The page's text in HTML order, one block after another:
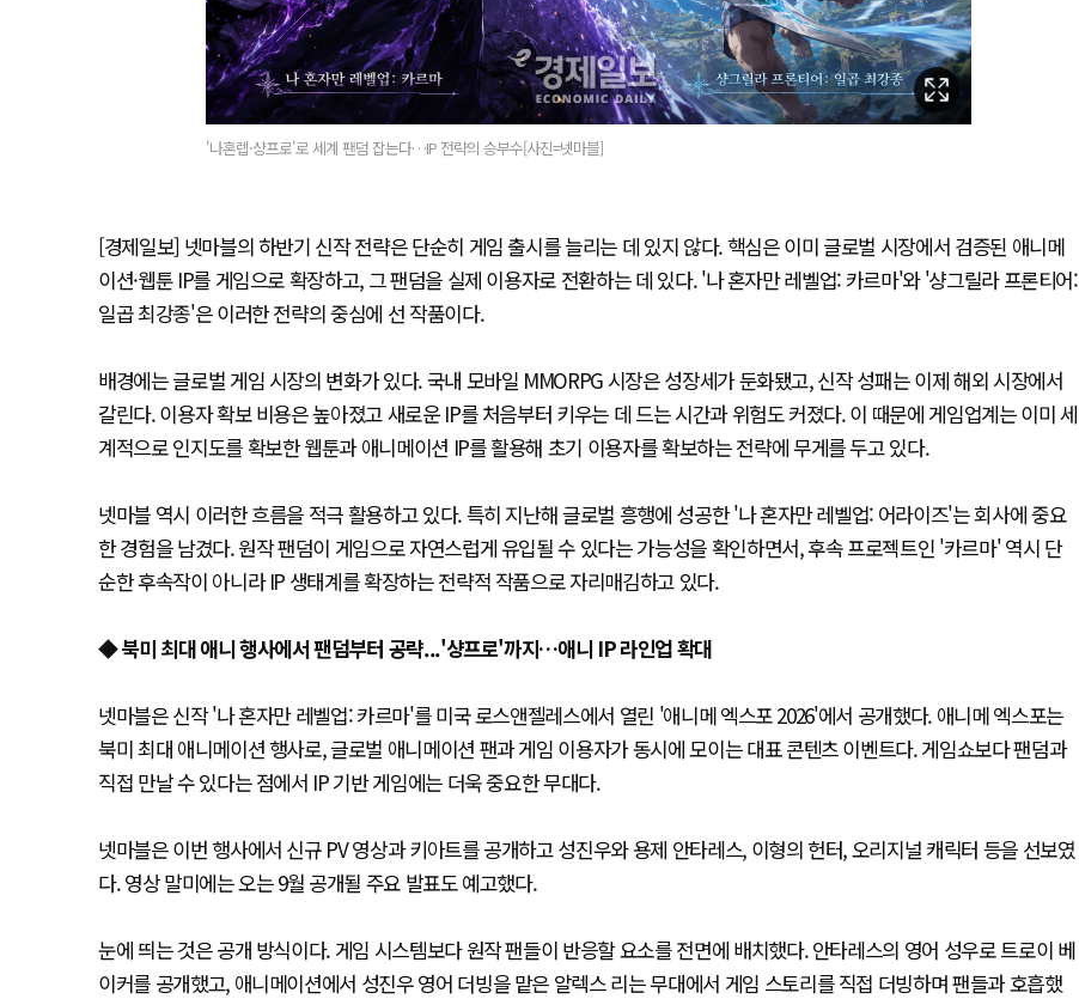
'나혼렙·샹프로'로 세계 팬덤 잡는다…IP 전략의 승부수[사진=넷마블]
[경제일보] 넷마블의 하반기 신작 전략은 단순히 게임 출시를 늘리는 데 있지 않다. 핵심은 이미 글로벌 시장에서 검증된 애니메
이션·웹툰 IP를 게임으로 확장하고, 그 팬덤을 실제 이용자로 전환하는 데 있다. '나 혼자만 레벨업: 카르마'와 '샹그릴라 프론티어:
일곱 최강종'은 이러한 전략의 중심에 선 작품이다.
배경에는 글로벌 게임 시장의 변화가 있다. 국내 모바일 MMORPG 시장은 성장세가 둔화됐고, 신작 성패는 이제 해외 시장에서
갈린다. 이용자 확보 비용은 높아졌고 새로운 IP를 처음부터 키우는 데 드는 시간과 위험도 커졌다. 이 때문에 게임업계는 이미 세
계적으로 인지도를 확보한 웹툰과 애니메이션 IP를 활용해 초기 이용자를 확보하는 전략에 무게를 두고 있다.
넷마블 역시 이러한 흐름을 적극 활용하고 있다. 특히 지난해 글로벌 흥행에 성공한 '나 혼자만 레벨업: 어라이즈'는 회사에 중요
한 경험을 남겼다. 원작 팬덤이 게임으로 자연스럽게 유입될 수 있다는 가능성을 확인하면서, 후속 프로젝트인 '카르마' 역시 단
순한 후속작이 아니라 IP 생태계를 확장하는 전략적 작품으로 자리매김하고 있다.
◆ 북미 최대 애니 행사에서 팬덤부터 공략...'샹프로'까지…애니 IP 라인업 확대
넷마블은 신작 '나 혼자만 레벨업: 카르마'를 미국 로스앤젤레스에서 열린 '애니메 엑스포 2026'에서 공개했다. 애니메 엑스포는
북미 최대 애니메이션 행사로, 글로벌 애니메이션 팬과 게임 이용자가 동시에 모이는 대표 콘텐츠 이벤트다. 게임쇼보다 팬덤과
직접 만날 수 있다는 점에서 IP 기반 게임에는 더욱 중요한 무대다.
넷마블은 이번 행사에서 신규 PV 영상과 키아트를 공개하고 성진우와 용제 안타레스, 이형의 헌터, 오리지널 캐릭터 등을 선보였
다. 영상 말미에는 오는 9월 공개될 주요 발표도 예고했다.
눈에 띄는 것은 공개 방식이다. 게임 시스템보다 원작 팬들이 반응할 요소를 전면에 배치했다. 안타레스의 영어 성우로 트로이 베
이커를 공개했고, 애니메이션에서 성진우 영어 더빙을 맡은 알렉스 리는 무대에서 게임 스토리를 직접 더빙하며 팬들과 호흡했